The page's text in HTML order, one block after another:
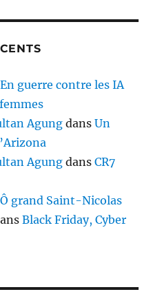
En guerre contre les IA
Agung dansUn
Agung dansCR7
Ô grand Saint-Nicolas
Black Friday, Cyber